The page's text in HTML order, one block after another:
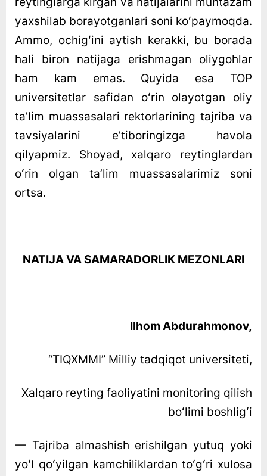
yaxshilab borayotganlari soni koʻpaymoqda.
Ammo, ochigʻini aytish kerakki, bu borada
hali biron natijaga erishmagan oliygohlar
ham kam emas. Quyida esa TOP
universitetlar safidan oʻrin olayotgan oliy
taʼlim muassasalari rektorlarining tajriba va
tavsiyalarini eʼtiboringizga havola
qilyapmiz. Shoyad, xalqaro reytinglardan
oʻrin olgan taʼlim muassasalarimiz soni
ortsa.
NATIJA VA SAMARADORLIK MEZONLARI
Ilhom Abdurahmonov,
“TIQXMMI” Milliy tadqiqot universiteti,
Xalqaro reyting faoliyatini monitoring qilish
boʻlimi boshligʻi
— Tajriba almashish erishilgan yutuq yoki
yoʻl qoʻyilgan kamchiliklardan toʻgʻri xulosa